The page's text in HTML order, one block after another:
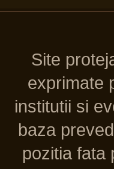
Site
exprimate
institutii si
baza
pozitia fata